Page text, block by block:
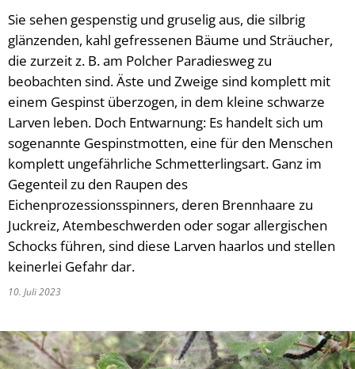
Sie sehen gespenstig und gruselig aus, die silbrig
glänzenden, kahl gefressenen Bäume und Sträucher,
die zurzeit z. B. am Polcher Paradiesweg zu
beobachten sind. Äste und Zweige sind komplett mit
einem Gespinst überzogen, in dem kleine schwarze
Larven leben. Doch Entwarnung: Es handelt sich um
sogenannte Gespinstmotten, eine für den Menschen
komplett ungefährliche Schmetterlingsart. Ganz im
Gegenteil zu den Raupen des
Eichenprozessionsspinners, deren Brennhaare zu
Juckreiz, Atembeschwerden oder sogar allergischen
Schocks führen, sind diese Larven haarlos und stellen
keinerlei Gefahr dar.
10. Juli 2023